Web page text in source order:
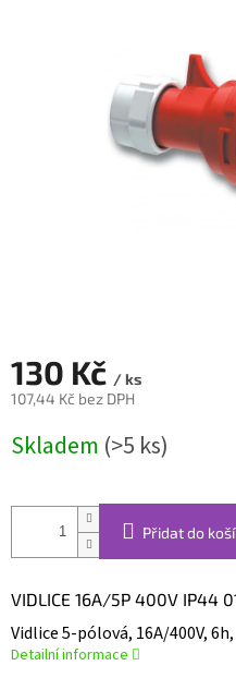
130 Kč / ks
107,44 Kč bez DPH
cena:
Skladem (>5 ks)
Přidat do
VIDLICE 16A/5P 400V IP44
Vidlice 5-pólová, 16A/400V,
Detailní informace